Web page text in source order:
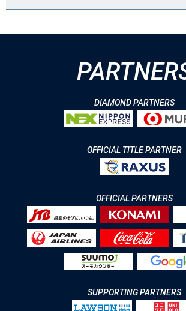
DIAMOND PARTNERS
OFFICIAL TITLE PARTNER
OFFICIAL PARTNERS
SUPPORTING PARTNERS